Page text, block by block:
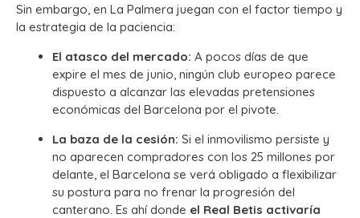
Sin embargo, en La Palmera juegan con el factor tiempo y
la estrategia de la paciencia:
El atasco del mercado: A pocos días de que
expire el mes de junio, ningún club europeo parece
dispuesto a alcanzar las elevadas pretensiones
económicas del Barcelona por el pivote.
La baza de la cesión: Si el inmovilismo persiste y
no aparecen compradores con los 25 millones por
delante, el Barcelona se verá obligado a flexibilizar
su postura para no frenar la progresión del
canterano. Es ahí donde el Real Betis activaría